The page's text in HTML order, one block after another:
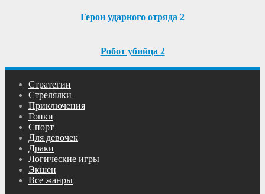
Герои ударного отряда 2
Робот убийца 2
Cтратегии
Cтрелялки
Приключения
Гонки
Спорт
Для девочек
Драки
Логические игры
Экшен
Все жанры